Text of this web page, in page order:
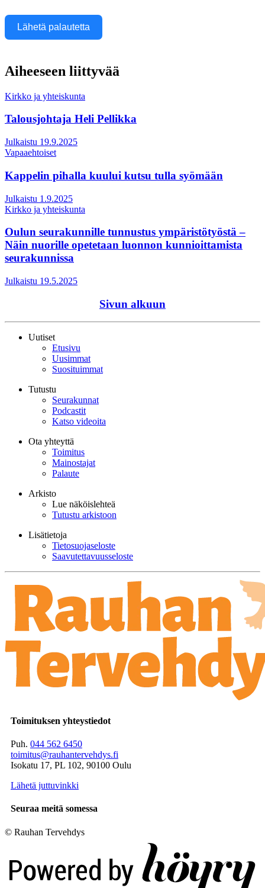
Lähetä palautetta
Aiheeseen liittyvää
Kirkko ja yhteiskunta
Talousjohtaja Heli Pellikka
Julkaistu 19.9.2025
Vapaaehtoiset
Kappelin pihalla kuului kutsu tulla syömään
Julkaistu 1.9.2025
Kirkko ja yhteiskunta
Oulun seurakunnille tunnustus ympäristötyöstä –
Näin nuorille opetetaan luonnon kunnioittamista
seurakunnissa
Julkaistu 19.5.2025
Sivun alkuun
Uutiset
Etusivu
Uusimmat
Suosituimmat
Tutustu
Seurakunnat
Podcastit
Katso videoita
Ota yhteyttä
Toimitus
Mainostajat
Palaute
Arkisto
Lue näköislehteä
Tutustu arkistoon
Lisätietoja
Tietosuojaseloste
Saavutettavuusseloste
Toimituksen yhteystiedot
Puh. 044 562 6450
toimitus@rauhantervehdys.fi
Isokatu 17, PL 102, 90100 Oulu
Lähetä juttuvinkki
Seuraa meitä somessa
© Rauhan Tervehdys